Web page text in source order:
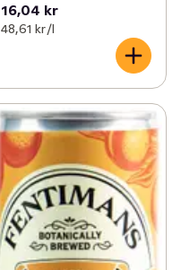
16,04 kr
48,61 kr /l